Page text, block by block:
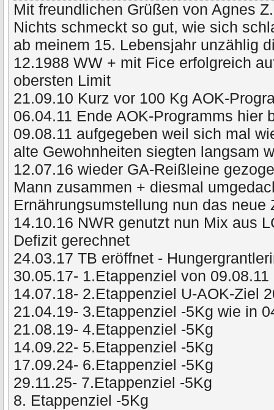
Mit freundlichen Grüßen von Agnes Z.
Nichts schmeckt so gut, wie sich
ab meinem 15. Lebensjahr unzählig
12.1988 WW + mit Fice erfolgreich
obersten Limit
21.09.10 Kurz vor 100 Kg AOK-
06.04.11 Ende AOK-Programms hier
09.08.11 aufgegeben weil sich mal
alte Gewohnheiten siegten langsam
12.07.16 wieder GA-Reißleine
Mann zusammen + diesmal
Ernährungsumstellung nun das neue
14.10.16 NWR genutzt nun Mix aus
Defizit gerechnet
24.03.17 TB eröffnet -
30.05.17- 1.Etappenziel von 09.08.11
14.07.18- 2.Etappenziel U-AOK-Ziel
21.04.19- 3.Etappenziel -5Kg wie in
21.08.19- 4.Etappenziel -5Kg
14.09.22- 5.Etappenziel -5Kg
17.09.24- 6.Etappenziel -5Kg
29.11.25- 7.Etappenziel -5Kg
8. Etappenziel -5Kg